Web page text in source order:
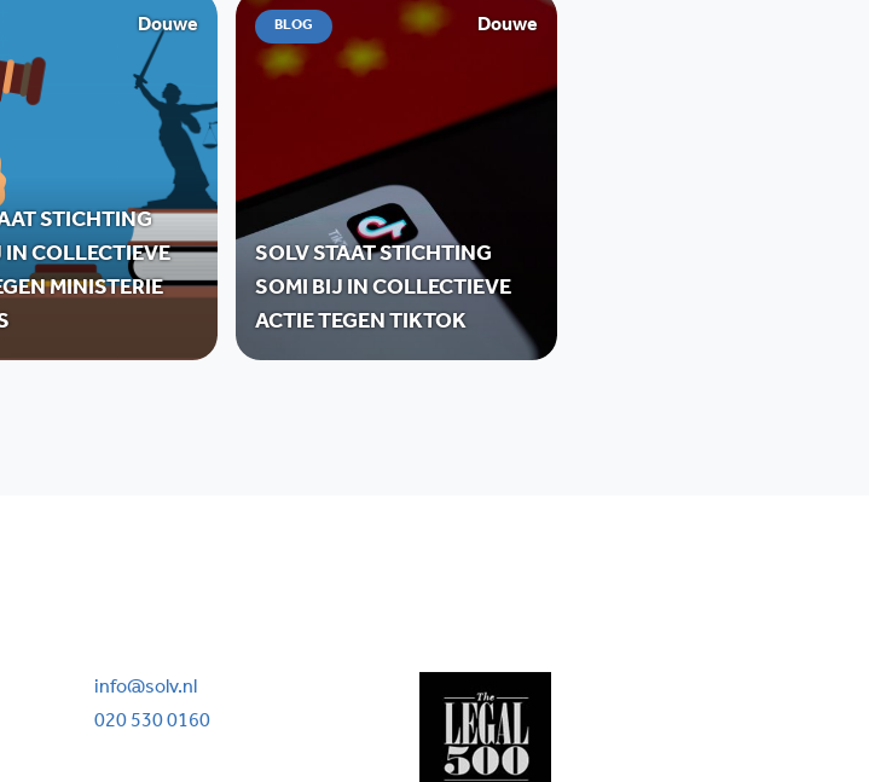
Douwe
STICHTING
IN COLLECTIEVE
MINISTERIE
BLOG Douwe
SOLV STAAT STICHTING
SOMI BIJ IN COLLECTIEVE
ACTIE TEGEN TIKTOK
info@solv.nl
020 530 0160